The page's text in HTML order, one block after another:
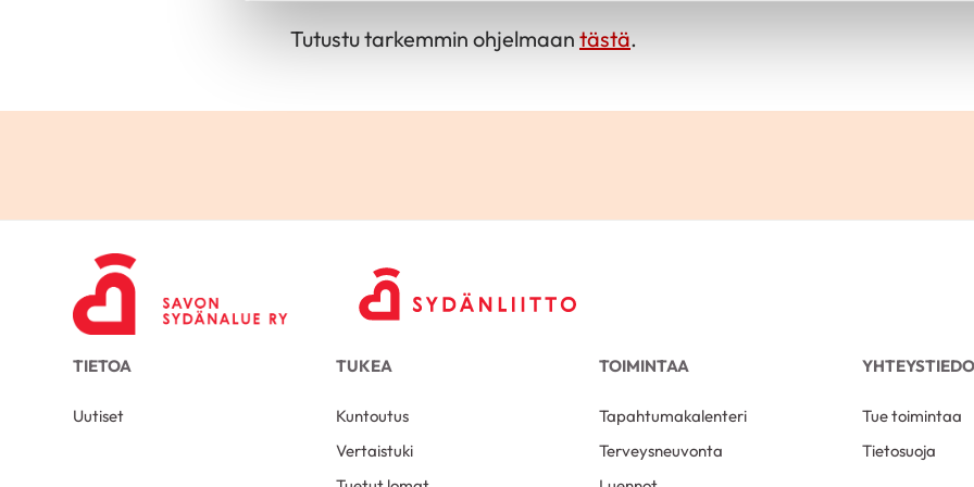
Tutustu tarkemmin ohjelmaan tästä.
TIETOA
Uutiset
TUKEA
Kuntoutus
Vertaistuki
TOIMINTAA
Tapahtumakalenteri
Terveysneuvonta
Tue toimintaa
Tietosuoja